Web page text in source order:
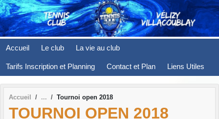
Accueil Le club La vie au club
Tarifs Inscription et Planning Contact et Plan Liens Utiles
Accueil Tournoi open 2018
TOURNOI OPEN 2018
Panneau de gestion des cookies